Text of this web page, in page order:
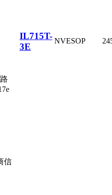
信
IL715T-
3E
NVESOP